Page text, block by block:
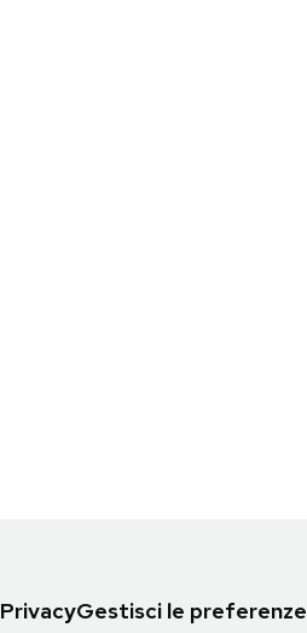
PrivacyGestisci le preferenze